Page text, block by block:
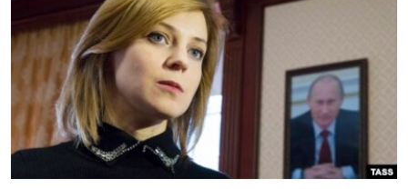
ТЕЛЕПРОЕКТ КРЫМ.РЕАЛИИ
СОВЕТЫ ПРАВОЗАЩИТНИКОВ
ПРОПАВШИЕ БЕЗ ВЕСТИ
ПОБЕДИТЕЛЕЙ НЕ СУДЯТ?
КРЫМ.НЕПОКОРЕННЫЙ
Українською
Qırımtatar
ПРИСОЕДИНЯЙТЕСЬ!